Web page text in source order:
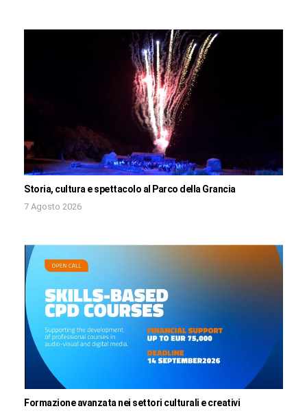
Storia, cultura e spettacolo al Parco della Grancia
7 Agosto 2026
Formazione avanzata nei settori culturali e creativi